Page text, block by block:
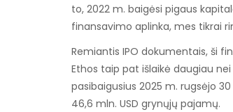
to, 2022 m. baigėsi pigaus
finansavimo aplinka, mes tikrai
Remiantis IPO dokumentais, ši
Ethos taip pat išlaikė daugiau
pasibaigusius 2025 m. rugsėjo
46,6 mln. USD grynųjų pajamų.